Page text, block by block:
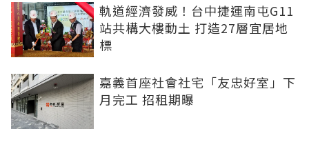
軌道經濟發威！台中捷運南屯G11
站共構大樓動土 打造27層宜居地
標
嘉義首座社會社宅「友忠好室」下
月完工 招租期曝